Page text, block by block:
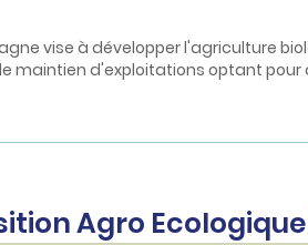
vise à développer l'agriculture
maintien d'exploitations optant
Agro Ecologique